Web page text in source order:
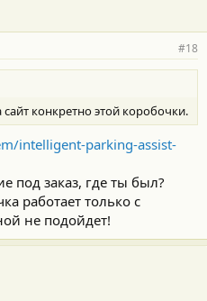
#18
конкретно этой коробочки.
intelligent-parking-assist-
под заказ, где ты был?
работает только с
не подойдет!